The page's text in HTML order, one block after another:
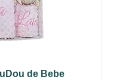
de Bebe